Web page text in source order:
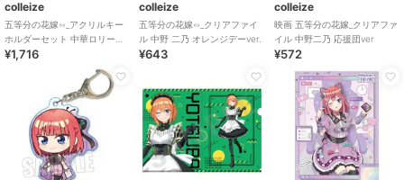
colleize
五等分の花嫁∽_アクリルキー
ホルダーセット 中華ロリータ
ver. 中野二乃
¥1,716
colleize
五等分の花嫁∽_クリアファイ
ル 中野 二乃 オレンジデーver.
¥643
colleize
映画 五等分の花嫁_クリアファ
イル 中野二乃 応援団ver
¥572